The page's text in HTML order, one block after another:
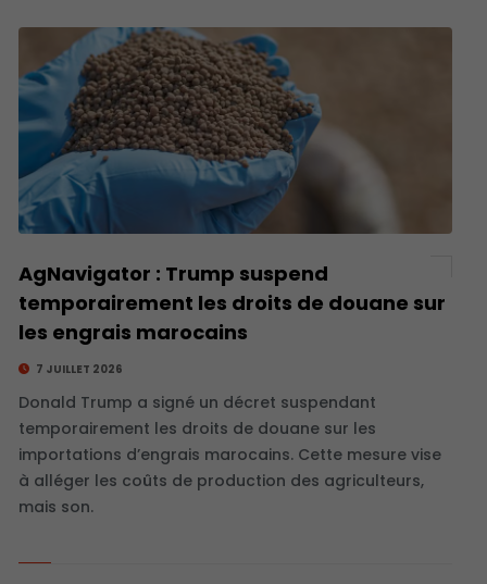
AgNavigator : Trump suspend
temporairement les droits de douane sur
les engrais marocains
7 JUILLET 2026
Donald Trump a signé un décret suspendant
temporairement les droits de douane sur les
importations d’engrais marocains. Cette mesure vise
à alléger les coûts de production des agriculteurs,
mais son.